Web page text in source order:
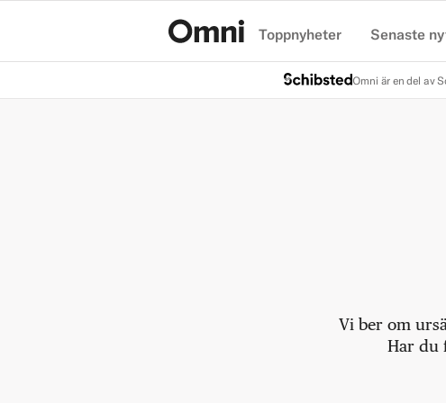
Toppnyheter Senaste
Omni är en del av
Vi ber om
Har du